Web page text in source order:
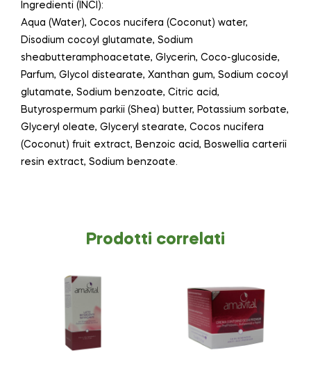
Ingredienti (INCI):
Aqua (Water), Cocos nucifera (Coconut) water,
Disodium cocoyl glutamate, Sodium
sheabutteramphoacetate, Glycerin, Coco-glucoside,
Parfum, Glycol distearate, Xanthan gum, Sodium cocoyl
glutamate, Sodium benzoate, Citric acid,
Butyrospermum parkii (Shea) butter, Potassium sorbate,
Glyceryl oleate, Glyceryl stearate, Cocos nucifera
(Coconut) fruit extract, Benzoic acid, Boswellia carterii
resin extract, Sodium benzoate.
Prodotti correlati